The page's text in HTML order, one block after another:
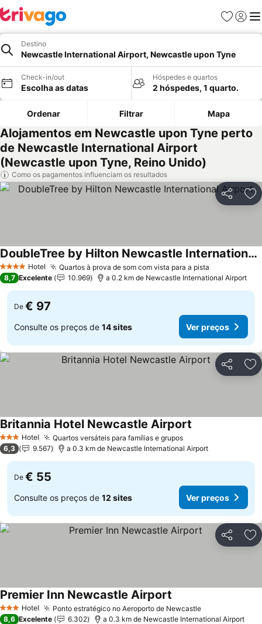
Favoritos
Iniciar
Destino
Newcastle International Airport, Newcastle upon Tyne
Check-in/out
Escolha as datas
Hóspedes e quartos
2 hóspedes, 1 quarto.
Ordenar Filtrar Mapa
Alojamentos em Newcastle upon Tyne perto
de Newcastle International Airport
(Newcastle upon Tyne, Reino Unido)
Como os pagamentos influenciam os resultados
Partilhar
4 EstrelasHotel Quartos à prova de som com vista para a pista
DoubleTree by Hilton Newcastle International Airport
8,7 Excelente 10.969 a 0.2 km de Newcastle International Airport
De € 97
Consulte os preços de 14 sites Ver preços
Partilhar
3 EstrelasHotel Quartos versáteis para famílias e grupos
Britannia Hotel Newcastle Airport
6,3 9.567 a 0.3 km de Newcastle International Airport
De € 55
Consulte os preços de 12 sites Ver preços
Partilhar
3 EstrelasHotel Ponto estratégico no Aeroporto de Newcastle
Premier Inn Newcastle Airport
8,6 Excelente 6.302 a 0.3 km de Newcastle International Airport